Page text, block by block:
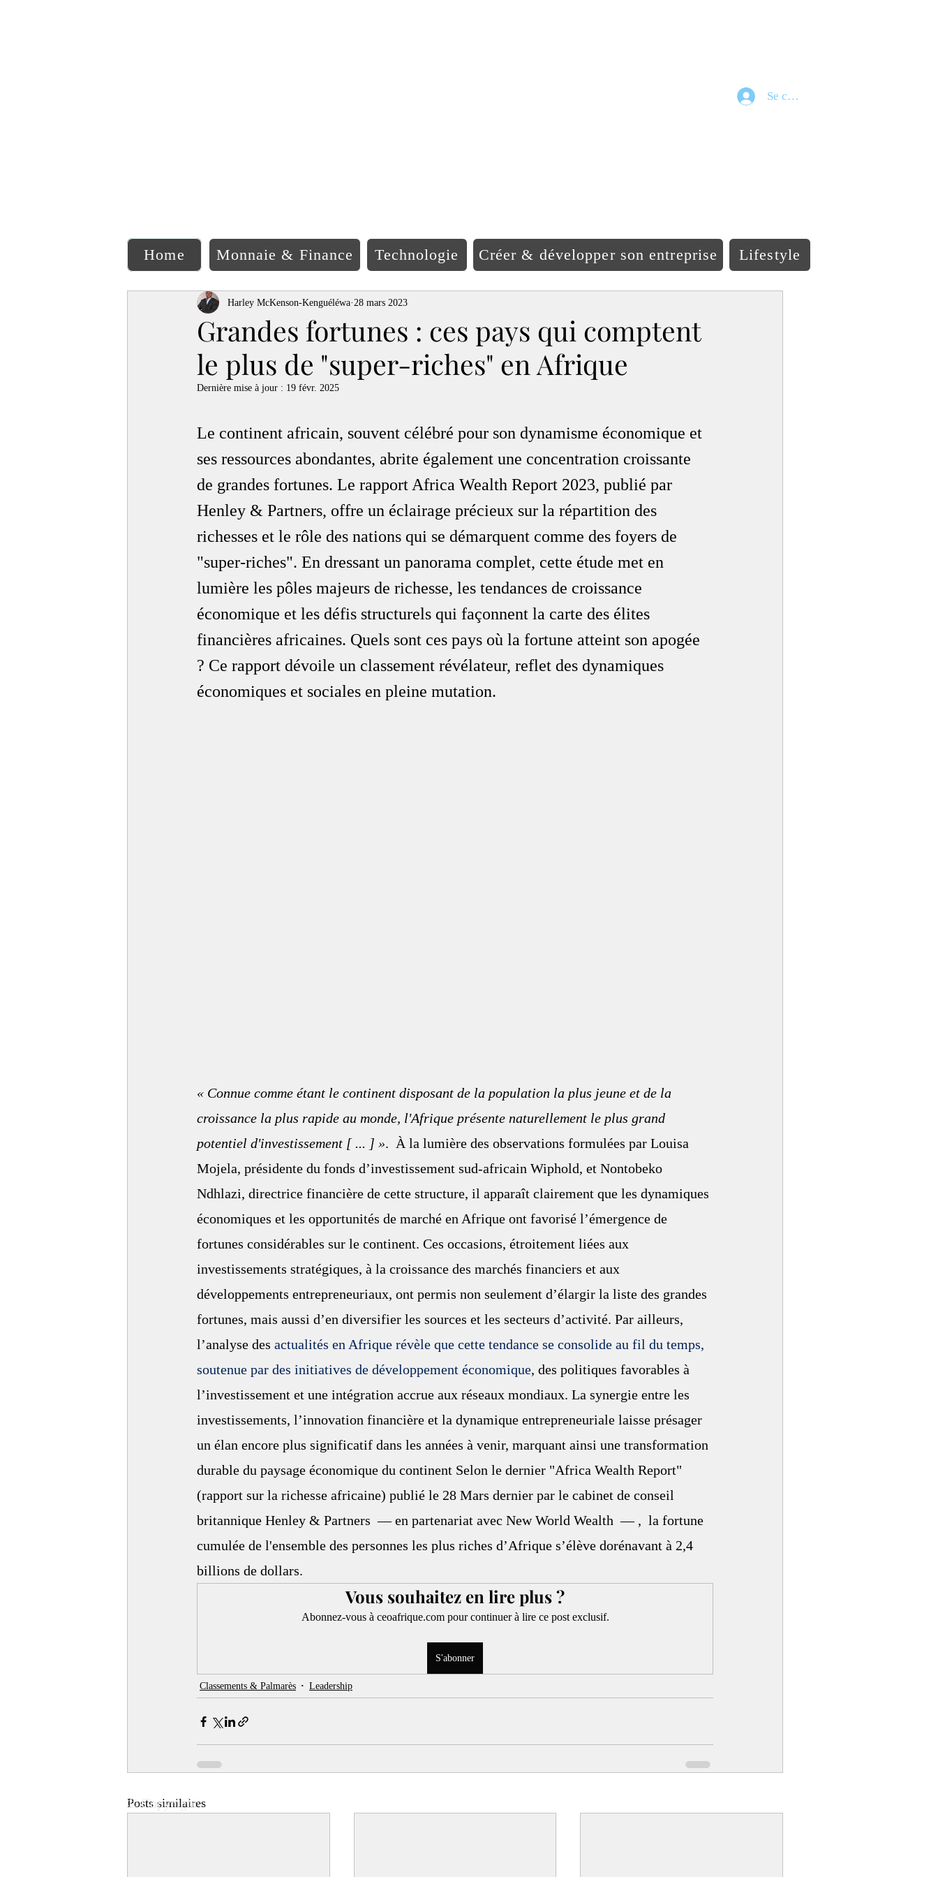
Se connecter
Home Monnaie & Finance Technologie Créer & développer son entreprise Lifestyle
Grandes fortunes : ces pays qui comptent
le plus de "super-riches" en Afrique
Harley McKenson-Kenguéléwa 28 mars 2023
Dernière mise à jour : 19 févr. 2025
Le continent africain, souvent célébré pour son dynamisme économique et
ses ressources abondantes, abrite également une concentration croissante
de grandes fortunes. Le rapport Africa Wealth Report 2023, publié par
Henley & Partners, offre un éclairage précieux sur la répartition des
richesses et le rôle des nations qui se démarquent comme des foyers de
"super-riches". En dressant un panorama complet, cette étude met en
lumière les pôles majeurs de richesse, les tendances de croissance
économique et les défis structurels qui façonnent la carte des élites
financières africaines. Quels sont ces pays où la fortune atteint son apogée
? Ce rapport dévoile un classement révélateur, reflet des dynamiques
économiques et sociales en pleine mutation.
« Connue comme étant le continent disposant de la population la plus jeune et de la
croissance la plus rapide au monde, l'Afrique présente naturellement le plus grand
potentiel d'investissement [ ... ] ». À la lumière des observations formulées par Louisa
Mojela, présidente du fonds d’investissement sud-africain Wiphold, et Nontobeko
Ndhlazi, directrice financière de cette structure, il apparaît clairement que les dynamiques
économiques et les opportunités de marché en Afrique ont favorisé l’émergence de
fortunes considérables sur le continent. Ces occasions, étroitement liées aux
investissements stratégiques, à la croissance des marchés financiers et aux
développements entrepreneuriaux, ont permis non seulement d’élargir la liste des grandes
fortunes, mais aussi d’en diversifier les sources et les secteurs d’activité. Par ailleurs,
l’analyse des actualités en Afrique révèle que cette tendance se consolide au fil du temps,
soutenue par des initiatives de développement économique, des politiques favorables à
l’investissement et une intégration accrue aux réseaux mondiaux. La synergie entre les
investissements, l’innovation financière et la dynamique entrepreneuriale laisse présager
un élan encore plus significatif dans les années à venir, marquant ainsi une transformation
durable du paysage économique du continent Selon le dernier "Africa Wealth Report"
(rapport sur la richesse africaine) publié le 28 Mars dernier par le cabinet de conseil
britannique Henley & Partners  — en partenariat avec New World Wealth  — ,  la fortune
cumulée de l'ensemble des personnes les plus riches d’Afrique s’élève dorénavant à 2,4
billions de dollars.
Vous souhaitez en lire plus ?
Abonnez-vous à ceoafrique.com pour continuer à lire ce post exclusif.
S'abonner
Classements & Palmarès Leadership
Posts similaires
© Copyright